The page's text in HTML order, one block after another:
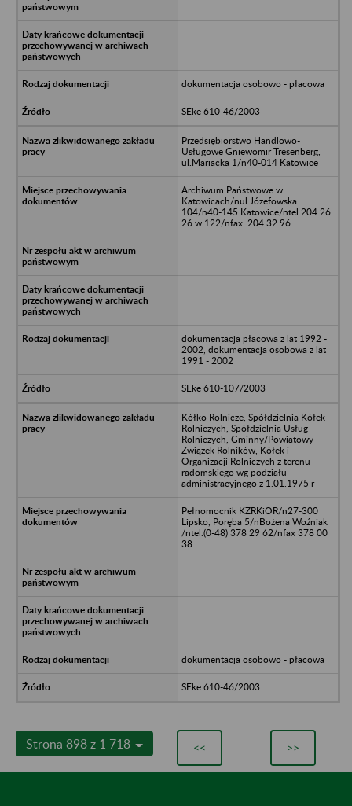
dokumentacja osobowo - płacowa
SEke 610-46/2003
Przedsiębiorstwo Handlowo-
Usługowe Gniewomir Tresenberg,
ul.Mariacka 1/n40-014 Katowice
Archiwum Państwowe w
Katowicach/nul.Józefowska
104/n40-145 Katowice/ntel.204 26
26 w.122/nfax. 204 32 96
dokumentacja płacowa z lat 1992 -
2002, dokumentacja osobowa z lat
1991 - 2002
SEke 610-107/2003
Kółko Rolnicze, Spółdzielnia Kółek
Rolniczych, Spółdzielnia Usług
Rolniczych, Gminny/Powiatowy
Związek Rolników, Kółek i
Organizacji Rolniczych z terenu
radomskiego wg podziału
administracyjnego z 1.01.1975 r
Pełnomocnik KZRKiOR/n27-300
Lipsko, Poręba 5/nBożena Woźniak
/ntel.(0-48) 378 29 62/nfax 378 00
38
dokumentacja osobowo - płacowa
SEke 610-46/2003
Strona 898 z 1 718 << >>